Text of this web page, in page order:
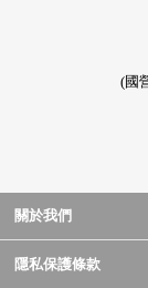
(國
關於我們
隱私保護條款